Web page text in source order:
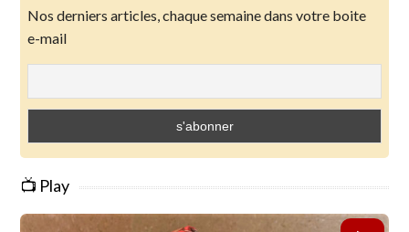
Nos derniers articles, chaque semaine dans votre boite
e-mail
📺 Play